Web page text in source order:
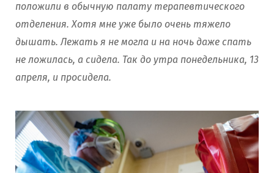
положили в обычную палату терапевтического
отделения. Хотя мне уже было очень тяжело
дышать. Лежать я не могла и на ночь даже спать
не ложилась, а сидела. Так до утра понедельника, 13
апреля, и просидела.